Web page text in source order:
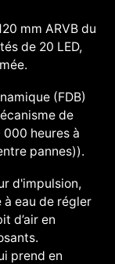
mm ARVB du
de 20 LED,
(FDB)
de
000 heures à
pannes)).
d'impulsion,
eau de régler
d’air en
prend en